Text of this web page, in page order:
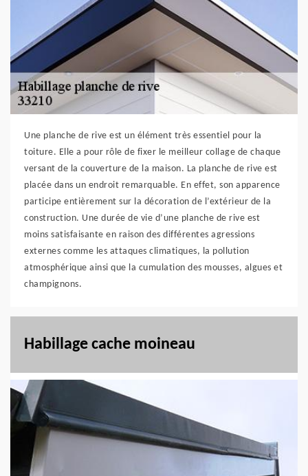
Une planche de rive est un élément très essentiel pour la
toiture. Elle a pour rôle de fixer le meilleur collage de chaque
versant de la couverture de la maison. La planche de rive est
placée dans un endroit remarquable. En effet, son apparence
participe entièrement sur la décoration de l’extérieur de la
construction. Une durée de vie d’une planche de rive est
moins satisfaisante en raison des différentes agressions
externes comme les attaques climatiques, la pollution
atmosphérique ainsi que la cumulation des mousses, algues et
champignons.
Habillage cache moineau